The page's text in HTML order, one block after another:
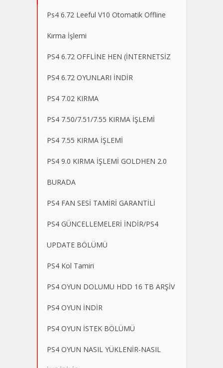
Ps4 6.72 Leeful V10 Otomatik Offline
Kırma İşlemi
PS4 6.72 OFFLİNE HEN (İNTERNETSİZ
PS4 6.72 OYUNLARI İNDİR
PS4 7.02 KIRMA
PS4 7.50/7.51/7.55 KIRMA İŞLEMİ
PS4 7.55 KIRMA İŞLEMİ
PS4 9.0 KIRMA İŞLEMİ GOLDHEN 2.0
BURADA
PS4 FAN SESİ TAMİRİ GARANTİLİ
PS4 GÜNCELLEMELERİ İNDİR/PS4
UPDATE BÖLÜMÜ
PS4 Kol Tamiri
PS4 OYUN DOLUMU HDD 16 TB ARŞİV
PS4 OYUN İNDİR
PS4 OYUN İSTEK BÖLÜMÜ
PS4 OYUN NASIL YÜKLENİR-NASIL